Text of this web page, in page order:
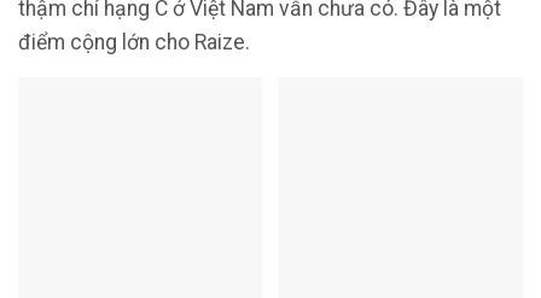
thậm chí hạng C ở Việt Nam vẫn chưa có. Đây là một
điểm cộng lớn cho Raize.